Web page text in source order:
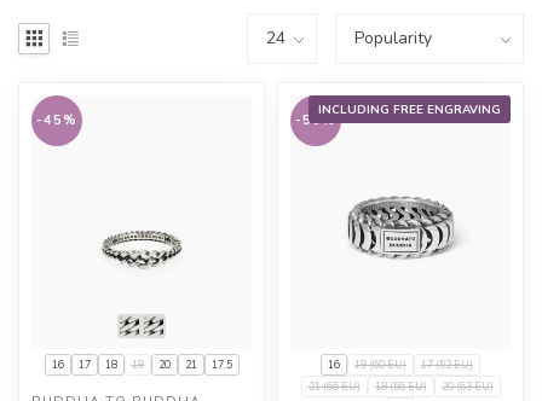
16 17 18 19 20 21 17.5
-45%
INCLUDING FREE ENGRAVING
16 19 (60 EU)
17 (52 EU)
21 (66 EU)
18 (56 EU)
20 (63 EU)
-50%